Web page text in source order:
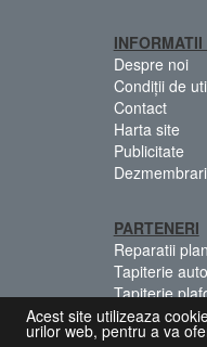
Despre noi
Condiții de
Contact
Harta site
Publicitate
PARTENERI
Reparatii
Tapiterie
Tapiterie
Centuri
Acest site utilizeaza
urilor web, pentru a va